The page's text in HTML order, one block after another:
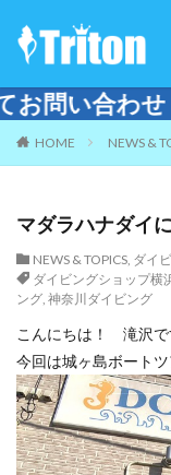
HOME NEWS &
マダラハナダイ
NEWS & TOPICS, ダイ
ダイビングショップ横
ング, 神奈川ダイビング
こんにちは！ 滝沢で
今回は城ヶ島ボート